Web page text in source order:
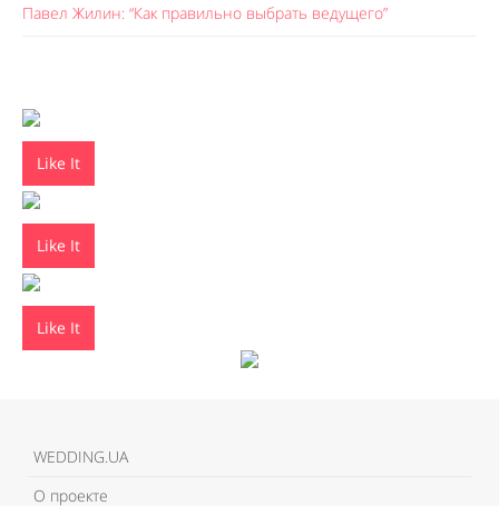
Павел Жилин: “Как правильно выбрать ведущего”
Like It
Like It
Like It
WEDDING.UA
О проекте